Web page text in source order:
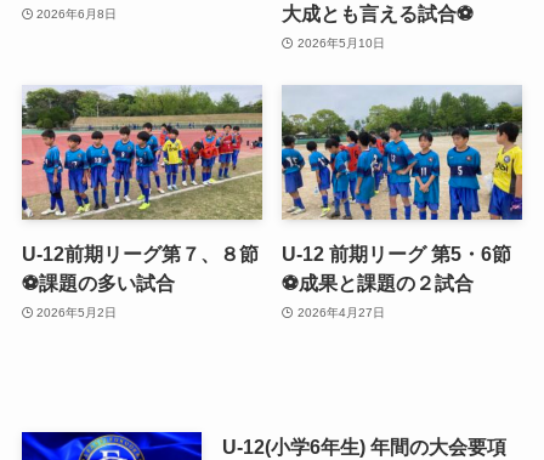
2026年6月8日
大成とも言える試合⚽️
2026年5月10日
U-12前期リーグ第７、８節
⚽️課題の多い試合
2026年5月2日
U-12 前期リーグ 第5・6節
⚽️成果と課題の２試合
2026年4月27日
U-12(小学6年生) 年間の大会要項